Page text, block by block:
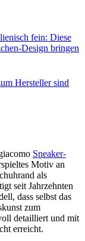
fein: Diese
Design bringen
Hersteller sind
Sneaker-
Motiv an
als
seit Jahrzehnten
dass selbst das
zum
detailliert und mit
erreicht.